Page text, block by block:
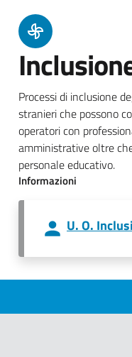
Processi di inclusione
stranieri che possono
operatori con
amministrative oltre
personale educativo.
Informazioni
U. O.